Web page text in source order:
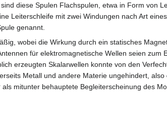
diese Spulen Flachspulen, etwa in Form von
Leiterschleife mit zwei Windungen nach Art
genannt.
wobei die Wirkung durch ein statisches
für elektromagnetische Wellen seien
erzeugten Skalarwellen konnte von den
Metall und andere Materie ungehindert,
mitunter behauptete Begleiterscheinung des